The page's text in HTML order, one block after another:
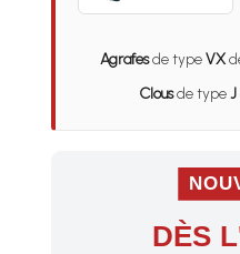
Agrafesde typeVX
Clousde typeJ
DÈS